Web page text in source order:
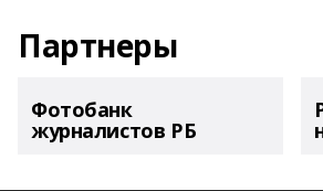
Партнеры
Фотобанк
журналистов РБ